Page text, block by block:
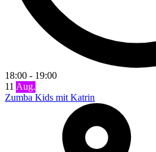
18:00 - 19:00
11 Aug.
Zumba Kids mit Katrin